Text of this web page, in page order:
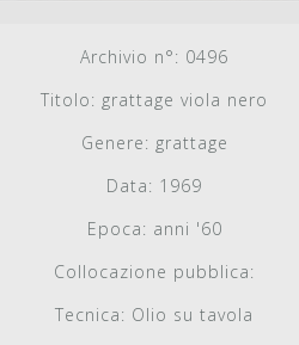
Archivio n°: 0496
Titolo: grattage viola nero
Genere: grattage
Data: 1969
Epoca: anni '60
Collocazione pubblica:
Tecnica: Olio su tavola